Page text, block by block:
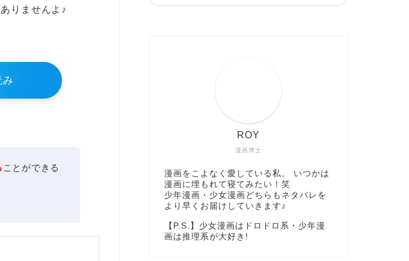
りませんよ♪
ことができる
漫画博士
ROY
漫画をこよなく愛している私。 いつかは
漫画に埋もれて寝てみたい！笑
少年漫画・少女漫画どちらもネタバレを
より早くお届けしていきます♪
【P.S.】少女漫画はドロドロ系・少年漫
画は推理系が大好き!